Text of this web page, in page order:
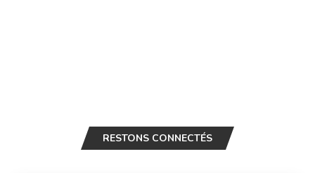
RESTONS CONNECTÉS